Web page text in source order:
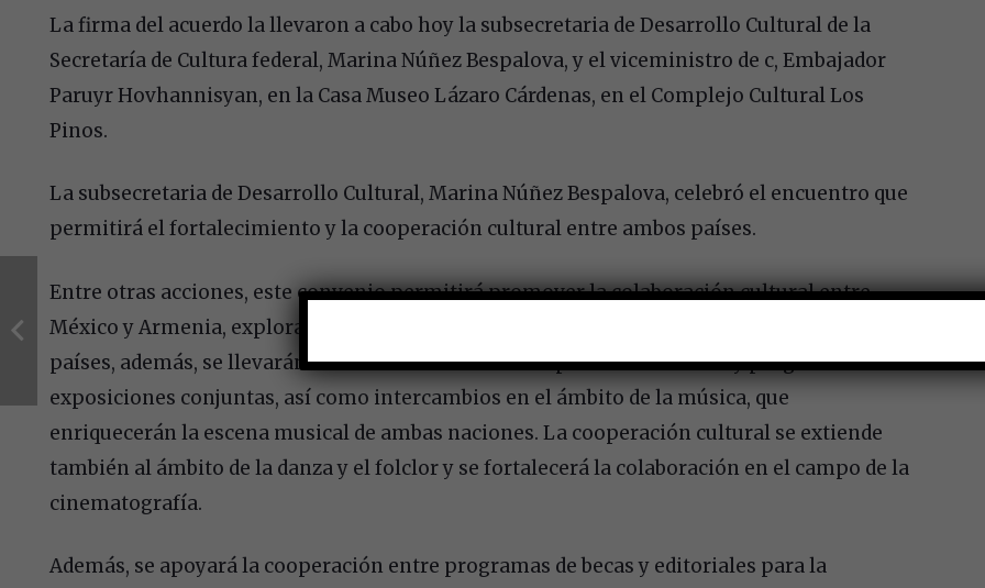
La firma del acuerdo la llevaron a cabo hoy la subsecretaria de Desarrollo Cultural de la
Secretaría de Cultura federal, Marina Núñez Bespalova, y el viceministro de c, Embajador
Paruyr Hovhannisyan, en la Casa Museo Lázaro Cárdenas, en el Complejo Cultural Los
Pinos.
La subsecretaria de Desarrollo Cultural, Marina Núñez Bespalova, celebró el encuentro que
permitirá el fortalecimiento y la cooperación cultural entre ambos países.
Entre otras acciones, este convenio permitirá promover la colaboración cultural entre
México y Armenia, explorar la oportunidad de organizar eventos culturales en ambos
países, además, se llevarán a cabo intercambios de exposiciones de arte y programas de
exposiciones conjuntas, así como intercambios en el ámbito de la música, que
enriquecerán la escena musical de ambas naciones. La cooperación cultural se extiende
también al ámbito de la danza y el folclor y se fortalecerá la colaboración en el campo de la
cinematografía.
Además, se apoyará la cooperación entre programas de becas y editoriales para la